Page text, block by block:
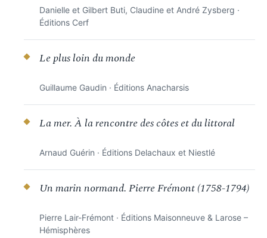
Danielle et Gilbert Buti, Claudine et André Zysberg ·
Éditions Cerf
Le plus loin du monde
Guillaume Gaudin · Éditions Anacharsis
La mer. À la rencontre des côtes et du littoral
Arnaud Guérin · Éditions Delachaux et Niestlé
Un marin normand. Pierre Frémont (1758-1794)
Pierre Lair-Frémont · Éditions Maisonneuve & Larose –
Hémisphères